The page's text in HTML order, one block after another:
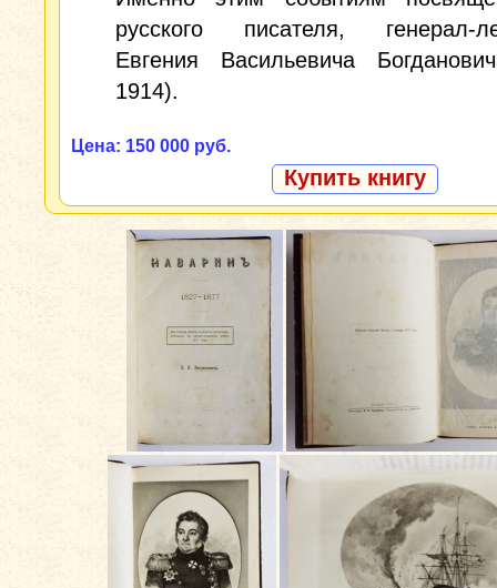
русского писателя, генерал-
Евгения Васильевича
1914).
Цена: 150 000 руб.
Купить книгу